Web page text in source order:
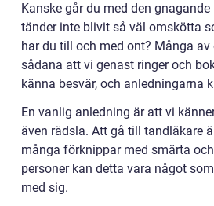
Kanske går du med den
tänder inte blivit så väl omskötta
har du till och med ont? Många av
sådana att vi genast ringer och
känna besvär, och anledningarna
En vanlig anledning är att vi
även rädsla. Att gå till tandläkare
många förknippar med smärta
personer kan detta vara något
med sig.